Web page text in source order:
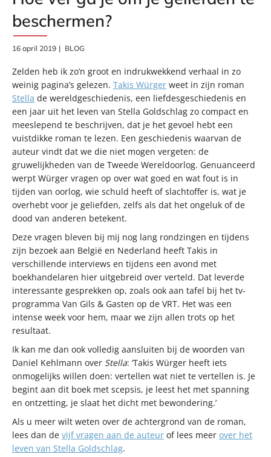
beschermen?
16 april 2019 BLOG
Zelden heb ik zo’n groot en indrukwekkend verhaal in zo
weinig pagina’s gelezen. Takis Würger weet in zijn roman
Stella de wereldgeschiedenis, een liefdesgeschiedenis en
een jaar uit het leven van Stella Goldschlag zo compact en
meeslepend te beschrijven, dat je het gevoel hebt een
vuistdikke roman te lezen. Een geschiedenis waarvan de
auteur vindt dat we die niet mogen vergeten: de
gruwelijkheden van de Tweede Wereldoorlog. Genuanceerd
werpt Würger vragen op over wat goed en wat fout is in
tijden van oorlog, wie schuld heeft of slachtoffer is, wat je
overhebt voor je geliefden, zelfs als dat het ongeluk of de
dood van anderen betekent.
Deze vragen bleven bij mij nog lang rondzingen en tijdens
zijn bezoek aan België en Nederland heeft Takis in
verschillende interviews en tijdens een avond met
boekhandelaren hier uitgebreid over verteld. Dat leverde
interessante gesprekken op, zoals ook aan tafel bij het tv-
programma Van Gils & Gasten op de VRT. Het was een
intense week voor hem, maar we zijn allen trots op het
resultaat.
Ik kan me dan ook volledig aansluiten bij de woorden van
Daniel Kehlmann over Stella: ‘Takis Würger heeft iets
onmogelijks willen doen: vertellen wat niet te vertellen is. Je
begint aan dit boek met scepsis, je leest het met spanning
en ontzetting, je slaat het dicht met bewondering.’
Als u meer wilt weten over de achtergrond van de roman,
lees dan de vijf vragen aan de auteur of lees meer over het
leven van Stella Goldschlag.